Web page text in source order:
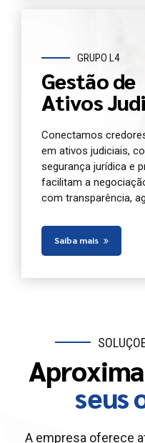
GRUPO L4
Gestão de
Ativos
Conectamos
em ativos judiciais,
segurança jurídica e
facilitam a
com transparência,
Saiba mais
seus
A empresa oferece